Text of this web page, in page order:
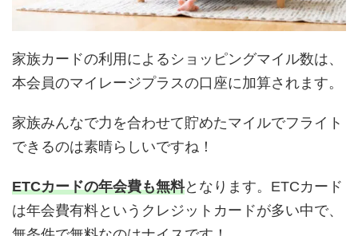
家族カードの利用によるショッピングマイル数は、
本会員のマイレージプラスの口座に加算されます。
家族みんなで力を合わせて貯めたマイルでフライト
できるのは素晴らしいですね！
ETCカードの年会費も無料となります。ETCカード
は年会費有料というクレジットカードが多い中で、